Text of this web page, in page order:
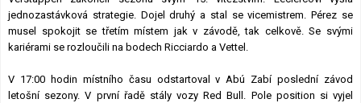
jednozastávková strategie. Dojel druhý a stal se vicemistrem. Pérez se
musel spokojit se třetím místem jak v závodě, tak celkově. Se svými
kariérami se rozloučili na bodech Ricciardo a Vettel.
V 17:00 hodin místního času odstartoval v Abú Zabí poslední závod
letošní sezony. V první řadě stály vozy Red Bull. Pole position si vyjel